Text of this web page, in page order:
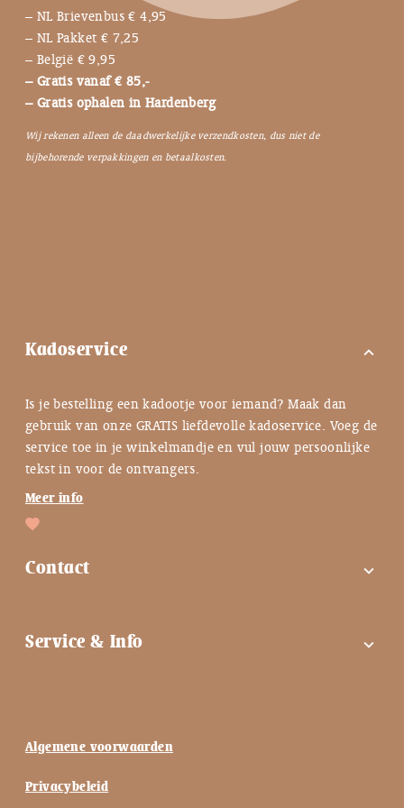
– NL Brievenbus € 4,95
– NL Pakket € 7,25
– België € 9,95
– Gratis vanaf € 85,-
– Gratis ophalen in Hardenberg
Wij rekenen alleen de daadwerkelijke verzendkosten, dus niet de
bijbehorende verpakkingen en betaalkosten.
Kadoservice expand_more
Is je bestelling een kadootje voor iemand? Maak dan
gebruik van onze GRATIS liefdevolle kadoservice. Voeg de
service toe in je winkelmandje en vul jouw persoonlijke
tekst in voor de ontvangers.
Meer info
Contact expand_more
Contactgegevens
Nieuwsbrief
Service & Info expand_more
Keuzehulp ♡
Algemene voorwaarden
Privacybeleid